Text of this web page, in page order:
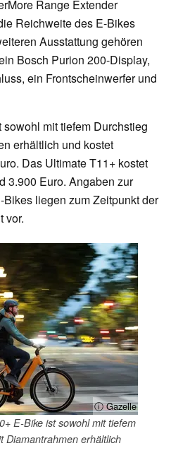
Range Extender
Reichweite des E-Bikes
Ausstattung gehören
Bosch Purion 200-Display,
ein Frontscheinwerfer und
mit tiefem Durchstieg
erhältlich und kostet
Das Ultimate T11+ kostet
3.900 Euro. Angaben zur
liegen zum Zeitpunkt der
vor.
ⓘ Gazelle
E-Bike ist sowohl mit tiefem
Diamantrahmen erhältlich